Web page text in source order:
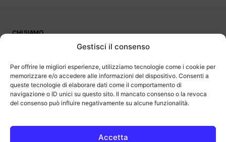
Gestisci il consenso
Per offrire le migliori esperienze, utilizziamo tecnologie come i cookie per
memorizzare e/o accedere alle informazioni del dispositivo. Consenti a
queste tecnologie di elaborare dati come il comportamento di
navigazione o ID unici su questo sito. Il mancato consenso o la revoca
del consenso può influire negativamente su alcune funzionalità.
Accetta
CHI SIAMO
OutOfBit
programma di affiliazione che consente ai siti di percepire una
commissione pubblicitaria pubblicizzando e fornendo link al sito
Amazon.it. Amazon e il logo Amazon sono marchi registrati di